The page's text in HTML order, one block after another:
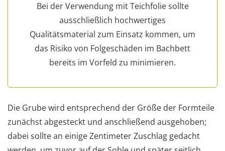
Bei der Verwendung mit Teichfolie sollte
ausschließlich hochwertiges
Qualitätsmaterial zum Einsatz kommen, um
das Risiko von Folgeschäden im Bachbett
bereits im Vorfeld zu minimieren.
Die Grube wird entsprechend der Größe der Formteile
zunächst abgesteckt und anschließend ausgehoben;
dabei sollte an einige Zentimeter Zuschlag gedacht